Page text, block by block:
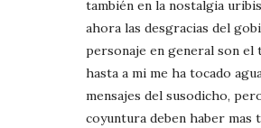
también en la nostalgia
ahora las desgracias del
personaje en general son el
hasta a mi me ha tocado
mensajes del susodicho,
coyuntura deben haber mas